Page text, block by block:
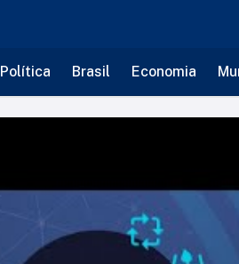
Política Brasil Economia